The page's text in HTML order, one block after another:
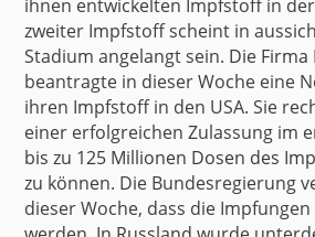
ihnen entwickelten Impfstoff in der
zweiter Impfstoff scheint in
Stadium angelangt sein. Die
beantragte in dieser Woche eine
ihren Impfstoff in den USA. Sie
einer erfolgreichen Zulassung im
bis zu 125 Millionen Dosen des
zu können. Die Bundesregierung
dieser Woche, dass die Impfungen